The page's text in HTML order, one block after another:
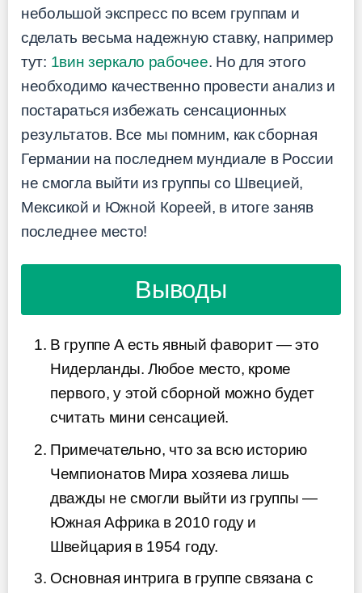
небольшой экспресс по всем группам и
сделать весьма надежную ставку, например
тут: 1вин зеркало рабочее. Но для этого
необходимо качественно провести анализ и
постараться избежать сенсационных
результатов. Все мы помним, как сборная
Германии на последнем мундиале в России
не смогла выйти из группы со Швецией,
Мексикой и Южной Кореей, в итоге заняв
последнее место!
Выводы
В группе A есть явный фаворит — это
Нидерланды. Любое место, кроме
первого, у этой сборной можно будет
считать мини сенсацией.
Примечательно, что за всю историю
Чемпионатов Мира хозяева лишь
дважды не смогли выйти из группы —
Южная Африка в 2010 году и
Швейцария в 1954 году.
Основная интрига в группе связана с